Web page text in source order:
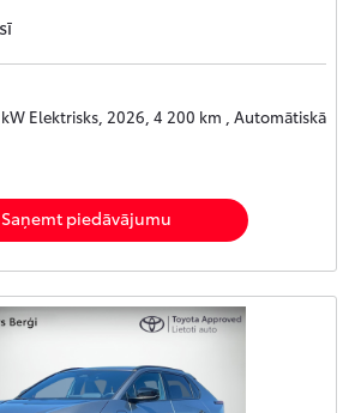
Elektrisks, 2026, 4 200 km , Automātiskā
Saņemt piedāvājumu